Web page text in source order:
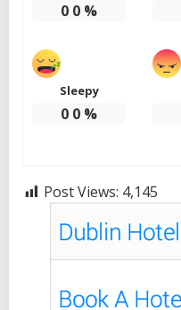
0 0 %
Sleepy
0 0 %
Post Views: 4,145